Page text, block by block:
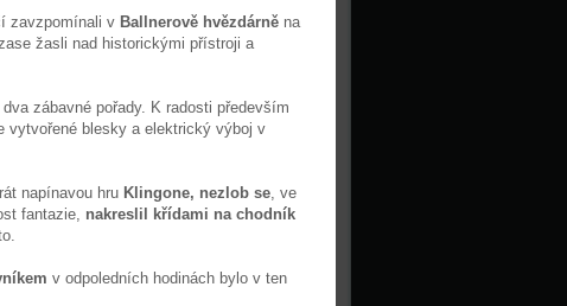
zavzpomínali v Ballnerově hvězdárně na
žasli nad historickými přístroji a
zábavné pořady. K radosti především
vytvořené blesky a elektrický výboj v
napínavou hru Klingone, nezlob se, ve
fantazie, nakreslil křídami na chodník
v odpoledních hodinách bylo v ten